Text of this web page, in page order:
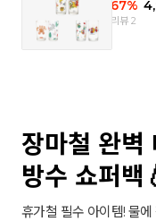
67%
리뷰 2
장마철 완벽
방수 쇼퍼백
휴가철 필수 아이템! 물